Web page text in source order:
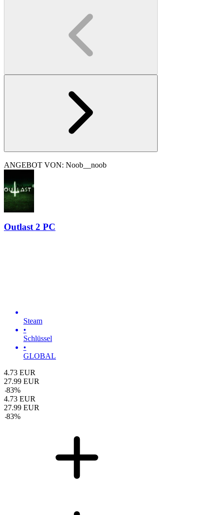
ANGEBOT VON: Noob__noob
Outlast 2 PC
Steam
•
Schlüssel
•
GLOBAL
4.73 EUR
27.99 EUR
-83%
4.73 EUR
27.99 EUR
-83%